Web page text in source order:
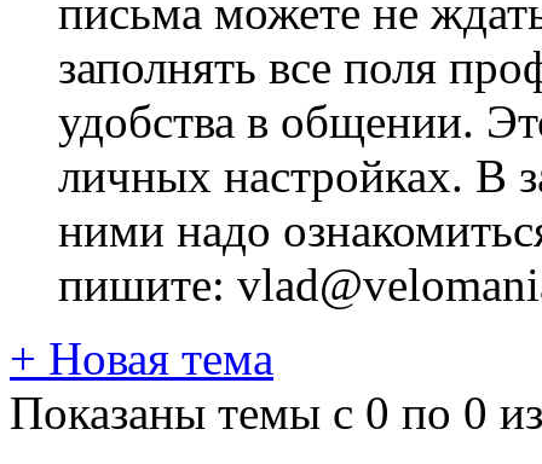
письма можете не
заполнять все поля
удобства в общении.
личных настройках. В
ними надо
пишите:
+ Новая тема
Показаны темы с 0 по 0